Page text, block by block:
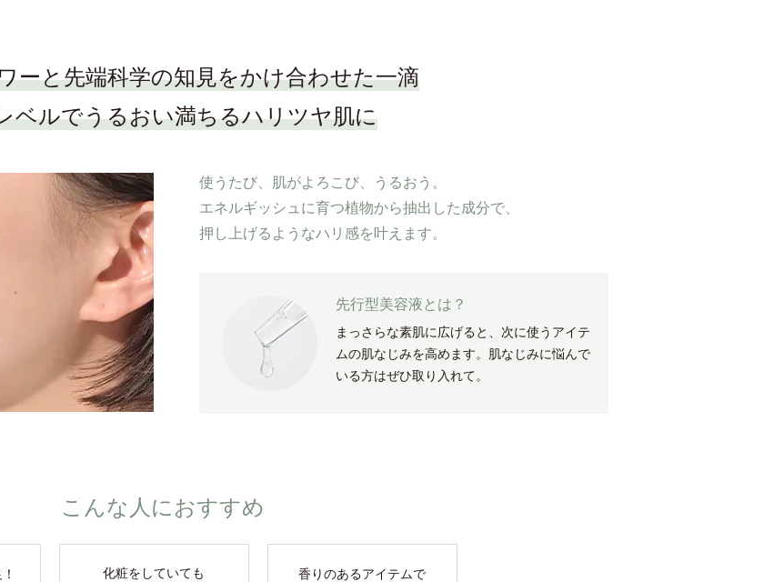
ーと先端科学の知見をかけ合わせた一滴
ベルでうるおい満ちるハリツヤ肌に
使うたび、肌がよろこび、うるおう。
エネルギッシュに育つ植物から抽出した成分で、
押し上げるようなハリ感を叶えます。
先行型美容液とは？
まっさらな素肌に広げると、次に使うアイテ
ムの肌なじみを高めます。肌なじみに悩んで
いる方はぜひ取り入れて。
こんな人におすすめ
化粧をしていても 香りのあるアイテムで